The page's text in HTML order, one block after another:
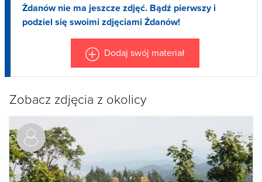
Żdanów nie ma jeszcze zdjęć. Bądź pierwszy i
podziel się swoimi zdjęciami Żdanów!
Dodaj swój materiał
Zobacz zdjęcia z okolicy